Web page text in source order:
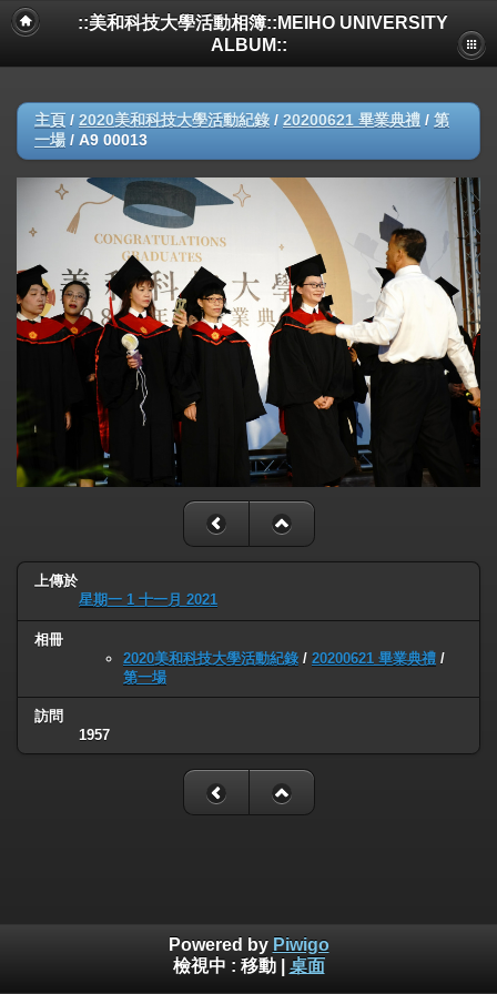
::美和科技大學活動相簿::MEIHO UNIVERSITY
ALBUM::
主頁 / 2020美和科技大學活動紀錄 / 20200621 畢業典禮 / 第
一場 / A9 00013
上傳於
星期一 1 十一月 2021
相冊
2020美和科技大學活動紀錄 / 20200621 畢業典禮 /
第一場
訪問
1957
Powered by Piwigo
檢視中 : 移動| 桌面